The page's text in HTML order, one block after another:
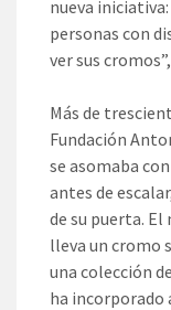
nueva
personas con
ver sus
Más de
Fundación
se asomaba
antes de
de su puerta.
lleva un cromo
una colección
ha incorporado